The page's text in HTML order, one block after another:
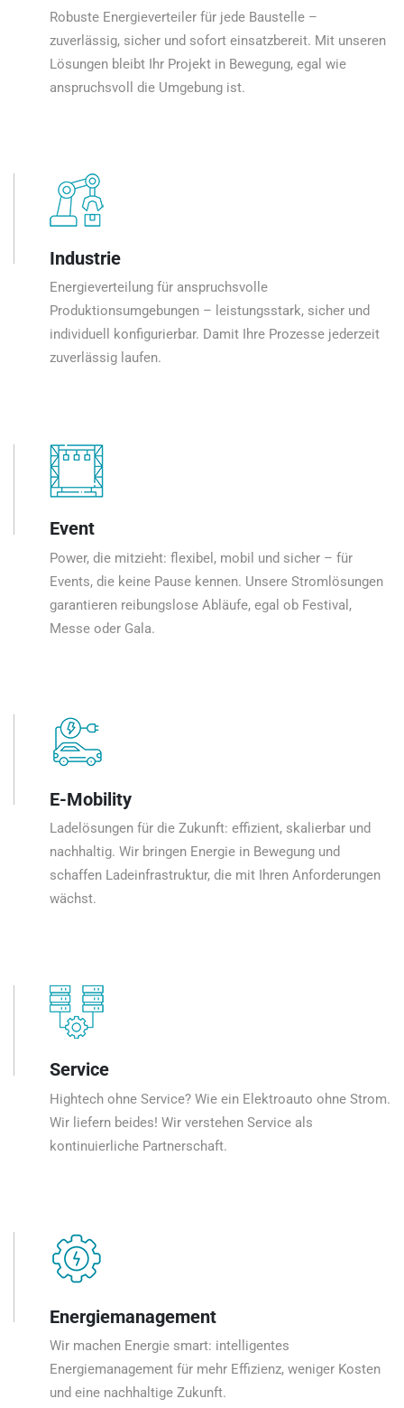
Robuste Energieverteiler für jede Baustelle –
zuverlässig, sicher und sofort einsatzbereit. Mit unseren
Lösungen bleibt Ihr Projekt in Bewegung, egal wie
anspruchsvoll die Umgebung ist.
Industrie
Energieverteilung für anspruchsvolle
Produktionsumgebungen – leistungsstark, sicher und
individuell konfigurierbar. Damit Ihre Prozesse jederzeit
zuverlässig laufen.
Event
Power, die mitzieht: flexibel, mobil und sicher – für
Events, die keine Pause kennen. Unsere Stromlösungen
garantieren reibungslose Abläufe, egal ob Festival,
Messe oder Gala.
E-Mobility
Ladelösungen für die Zukunft: effizient, skalierbar und
nachhaltig. Wir bringen Energie in Bewegung und
schaffen Ladeinfrastruktur, die mit Ihren Anforderungen
wächst.
Service
Hightech ohne Service? Wie ein Elektroauto ohne Strom.
Wir liefern beides! Wir verstehen Service als
kontinuierliche Partnerschaft.
Energiemanagement
Wir machen Energie smart: intelligentes
Energiemanagement für mehr Effizienz, weniger Kosten
und eine nachhaltige Zukunft.